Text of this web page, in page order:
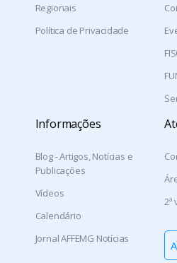
・Pains
・Perdigão
・Piracema
・Pitangui
・Piumhi
・Quartel Geral
・Santo Antônio do Monte
Regionais
Política de Privacidade
Informações
Blog - Artigos, Notícias e
Publicações
Vídeos
Calendário
Jornal AFFEMG Notícias
2ª